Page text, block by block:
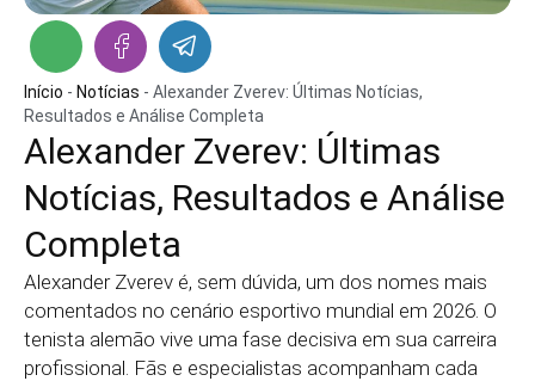
Início - Notícias - Alexander Zverev: Últimas Notícias,
Resultados e Análise Completa
Alexander Zverev: Últimas
Notícias, Resultados e Análise
Completa
Alexander Zverev é, sem dúvida, um dos nomes mais
comentados no cenário esportivo mundial em 2026. O
tenista alemão vive uma fase decisiva em sua carreira
profissional. Fãs e especialistas acompanham cada